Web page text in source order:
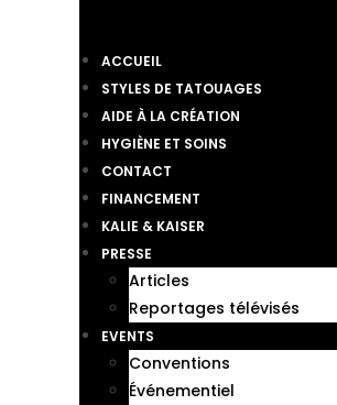
ACCUEIL
STYLES DE TATOUAGES
AIDE À LA CRÉATION
HYGIÈNE ET SOINS
CONTACT
FINANCEMENT
KALIE & KAISER
PRESSE
Articles
Reportages télévisés
EVENTS
Conventions
Événementiel